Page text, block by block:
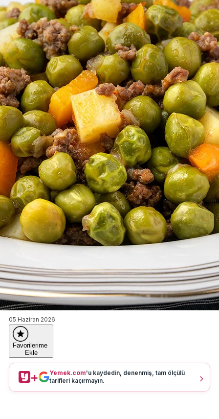
05 Haziran 2026
Favorilerime
Ekle
+ Yemek.com'u kaydedin, denenmiş, tam ölçülü
tarifleri kaçırmayın.